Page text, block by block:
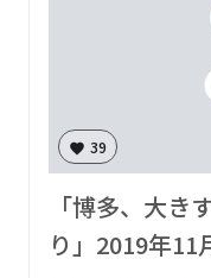
favorite 39
「博多、大き
り」2019年11